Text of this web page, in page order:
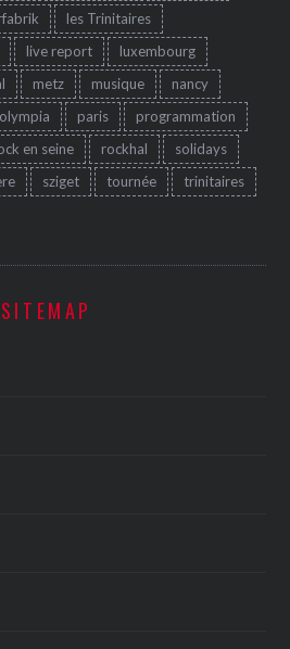
les Trinitaires
live report
luxembourg
metz musique
nancy
olympia paris
programmation
en seine rockhal
solidays
sziget tournée
trinitaires
SITEMAP